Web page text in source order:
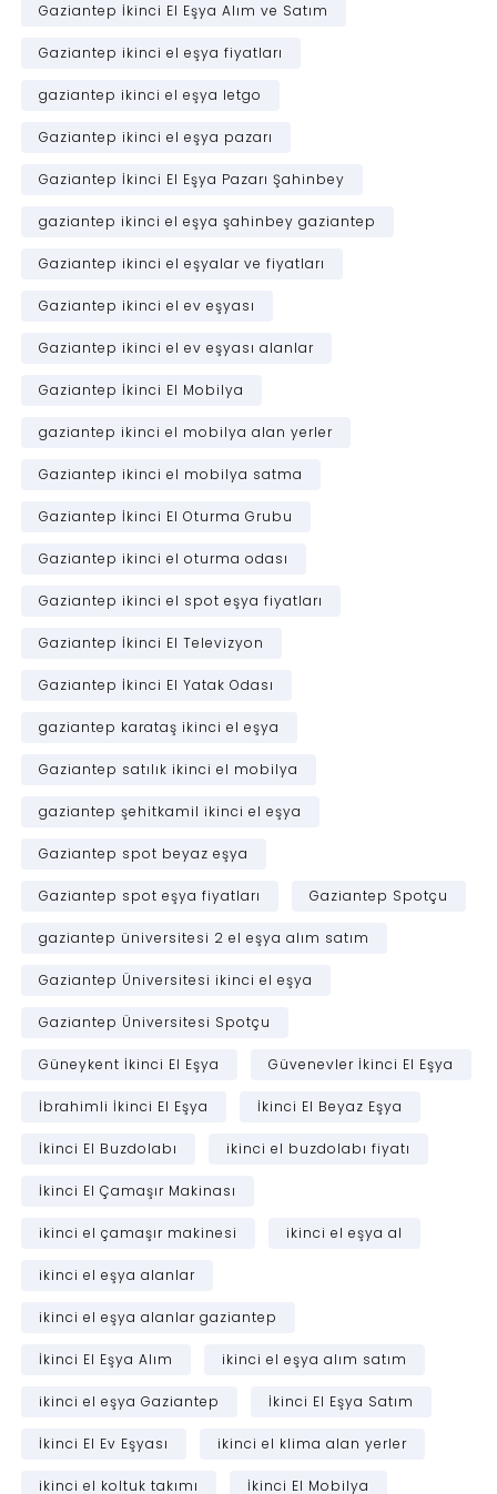
Gaziantep İkinci El Eşya Alım ve Satım
Gaziantep ikinci el eşya fiyatları
gaziantep ikinci el eşya letgo
Gaziantep ikinci el eşya pazarı
Gaziantep İkinci El Eşya Pazarı Şahinbey
gaziantep ikinci el eşya şahinbey gaziantep
Gaziantep ikinci el eşyalar ve fiyatları
Gaziantep ikinci el ev eşyası
Gaziantep ikinci el ev eşyası alanlar
Gaziantep İkinci El Mobilya
gaziantep ikinci el mobilya alan yerler
Gaziantep ikinci el mobilya satma
Gaziantep İkinci El Oturma Grubu
Gaziantep ikinci el oturma odası
Gaziantep ikinci el spot eşya fiyatları
Gaziantep İkinci El Televizyon
Gaziantep İkinci El Yatak Odası
gaziantep karataş ikinci el eşya
Gaziantep satılık ikinci el mobilya
gaziantep şehitkamil ikinci el eşya
Gaziantep spot beyaz eşya
Gaziantep spot eşya fiyatları Gaziantep Spotçu
gaziantep üniversitesi 2 el eşya alım satım
Gaziantep Üniversitesi ikinci el eşya
Gaziantep Üniversitesi Spotçu
Güneykent İkinci El Eşya Güvenevler İkinci El Eşya
İbrahimli İkinci El Eşya İkinci El Beyaz Eşya
İkinci El Buzdolabı ikinci el buzdolabı fiyatı
İkinci El Çamaşır Makinası
ikinci el çamaşır makinesi ikinci el eşya al
ikinci el eşya alanlar
ikinci el eşya alanlar gaziantep
İkinci El Eşya Alım ikinci el eşya alım satım
ikinci el eşya Gaziantep İkinci El Eşya Satım
İkinci El Ev Eşyası ikinci el klima alan yerler
ikinci el koltuk takımı İkinci El Mobilya